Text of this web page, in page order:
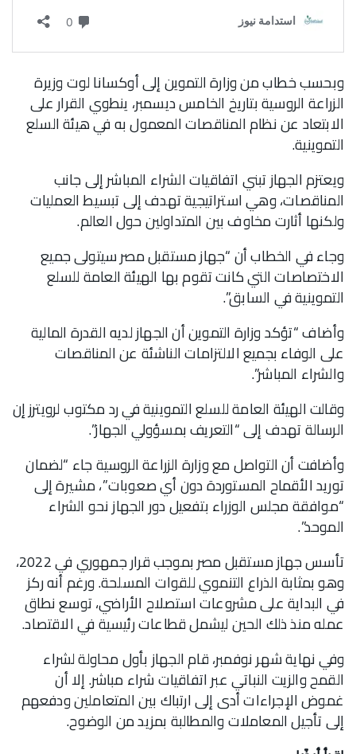
وبحسب خطاب من وزارة التموين إلى أوكسانا لوت وزيرة
الزراعة الروسية بتاريخ الخامس ديسمبر، ينطوي القرار على
الابتعاد عن نظام المناقصات المعمول به في هيئة السلع
التموينية.
ويعتزم الجهاز تبني اتفاقيات الشراء المباشر إلى جانب
المناقصات، وهي استراتيجية تهدف إلى تبسيط العمليات
ولكنها أثارت مخاوف بين المتداولين حول العالم.
وجاء في الخطاب أن “جهاز مستقبل مصر سيتولى جميع
الاختصاصات التي كانت تقوم بها الهيئة العامة للسلع
التموينية في السابق”.
وأضاف “تؤكد وزارة التموين أن الجهاز لديه القدرة المالية
على الوفاء بجميع الالتزامات الناشئة عن المناقصات
والشراء المباشر”.
وقالت الهيئة العامة للسلع التموينية في رد مكتوب لرويترز إن
الرسالة تهدف إلى “التعريف بمسؤولي الجهاز”.
وأضافت أن التواصل مع وزارة الزراعة الروسية جاء “لضمان
توريد الأقماح المستوردة دون أي صعوبات”، مشيرة إلى
“موافقة مجلس الوزراء بتفعيل دور الجهاز نحو الشراء
الموحد”.
تأسس جهاز مستقبل مصر بموجب قرار جمهوري في 2022،
وهو بمثابة الذراع التنموي للقوات المسلحة. ورغم أنه ركز
في البداية على مشروعات استصلاح الأراضي، توسع نطاق
عمله منذ ذلك الحين ليشمل قطاعات رئيسية في الاقتصاد.
وفي نهاية شهر نوفمبر، قام الجهاز بأول محاولة لشراء
القمح والزيت النباتي عبر اتفاقيات شراء مباشر. إلا أن
غموض الإجراءات أدى إلى ارتباك بين المتعاملين ودفعهم
إلى تأجيل المعاملات والمطالبة بمزيد من الوضوح.